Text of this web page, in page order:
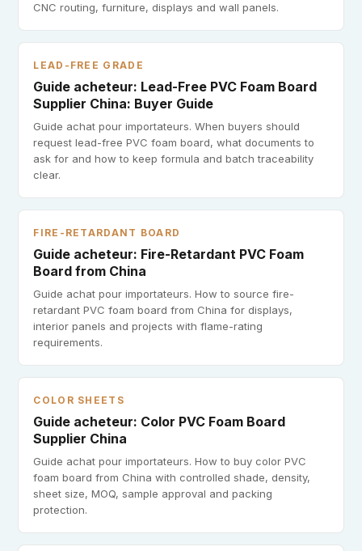
CNC routing, furniture, displays and wall panels.
LEAD-FREE GRADE
Guide acheteur: Lead-Free PVC Foam Board
Supplier China: Buyer Guide
Guide achat pour importateurs. When buyers should
request lead-free PVC foam board, what documents to
ask for and how to keep formula and batch traceability
clear.
FIRE-RETARDANT BOARD
Guide acheteur: Fire-Retardant PVC Foam
Board from China
Guide achat pour importateurs. How to source fire-
retardant PVC foam board from China for displays,
interior panels and projects with flame-rating
requirements.
COLOR SHEETS
Guide acheteur: Color PVC Foam Board
Supplier China
Guide achat pour importateurs. How to buy color PVC
foam board from China with controlled shade, density,
sheet size, MOQ, sample approval and packing
protection.